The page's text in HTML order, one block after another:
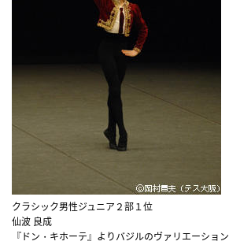
クラシック男性ジュニア２部１位
仙波 良成
『ドン・キホーテ』よりバジルのヴァリエーション